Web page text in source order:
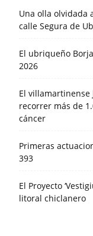
Una olla olvidada
calle Segura de
El ubriqueño
2026
El villamartinense
recorrer más de
cáncer
Primeras
393
El Proyecto
litoral chiclanero